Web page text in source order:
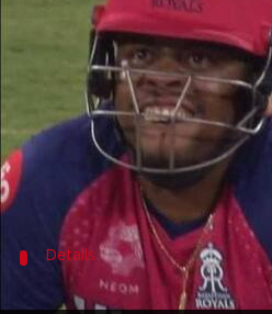
ఈ వార్తాకథనం ఏంటి
సన్‌రైజర్స్ హైదరాబాద్‌తో
ఇన్నింగ్స్ 18వ ఓవర్లో టి
IPL 2024లో భారీ సిక్స్
ఈ సీజన్‌లో ఇప్పటివరకు
Details
సన్‌రైజర్స్ హైదరాబాద్‌పై